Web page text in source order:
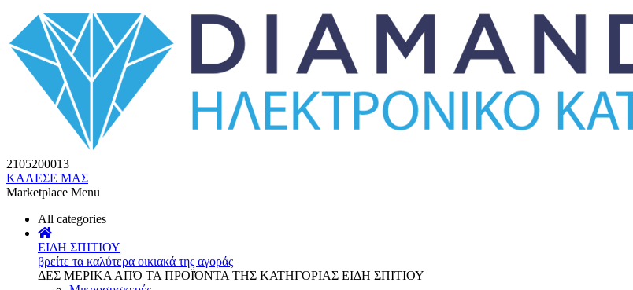
2105200013
ΚΑΛΕΣΕ ΜΑΣ
Marketplace Menu
All categories
ΕΙΔΗ ΣΠΙΤΙΟΥ
βρείτε τα καλύτερα οικιακά της αγοράς
ΔΕΣ ΜΕΡΙΚΑ ΑΠΌ ΤΑ ΠΡΟΪΌΝΤΑ ΤΗΣ ΚΑΤΗΓΟΡΙΑΣ ΕΙΔΗ ΣΠΙΤΙΟΥ